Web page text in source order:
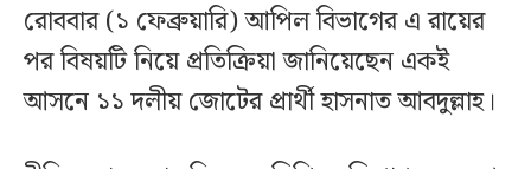
রোববার (১ ফেব্রুয়ারি) আপিল বিভাগের এ রায়ের
পর বিষয়টি নিয়ে প্রতিক্রিয়া জানিয়েছেন একই
আসনে ১১ দলীয় জোটের প্রার্থী হাসনাত আবদুল্লাহ।